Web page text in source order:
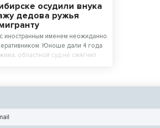
осудили внука
дедова ружья
иностранным именем неожиданно
Юноше дали 4 года
областной суд не смягчил